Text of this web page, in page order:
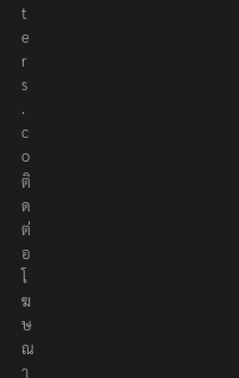
r
t
e
r
s
.
c
o
ติ
ด
ต่
อ
โ
ฆ
ษ
ณ